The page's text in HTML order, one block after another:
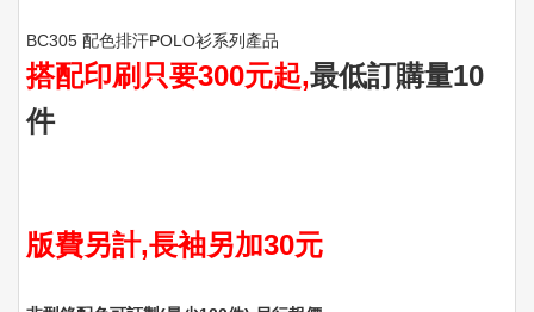
BC305 配色排汗POLO衫系列產品
搭配印刷只要300元起,最低訂購量10
件
版費另計,長袖另加30元